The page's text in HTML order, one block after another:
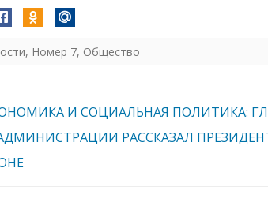
, Номер 7, Общество
И СОЦИАЛЬНАЯ ПОЛИТИКА:
РАССКАЗАЛ